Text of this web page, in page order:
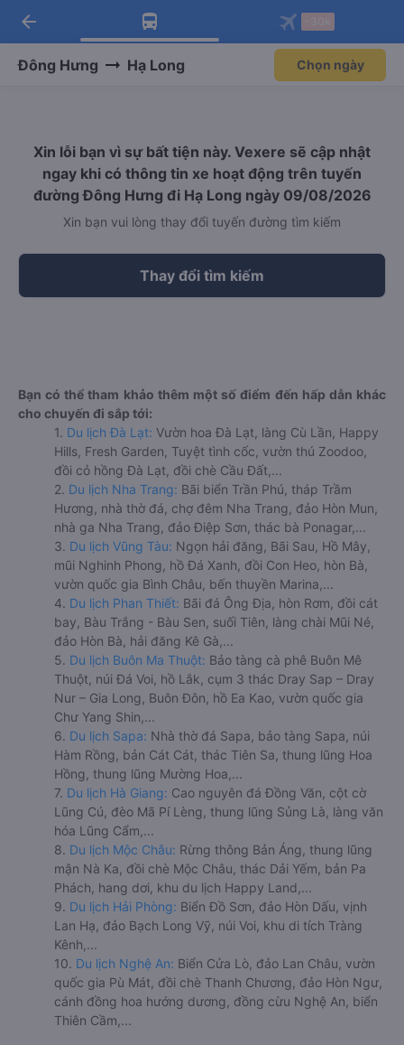
Tải app Vexere ngay!
Nhận ưu đãi thành viên độc
Mở app
Tải app Vexere
-30k/ghế khi đặt vé máy bay qua
Mở app
arrow_back
Đông Hưng Hạ Long Chọn ngày
Xin lỗi bạn vì sự bất tiện này. Vexere sẽ cập nhật
ngay khi có thông tin xe hoạt động trên tuyến
đường Đông Hưng đi Hạ Long ngày 09/08/2026
Xin bạn vui lòng thay đổi tuyến đường tìm kiếm
Thay đổi tìm kiếm
Bạn có thể tham khảo thêm một số điểm đến hấp dẫn khác
cho chuyến đi sắp tới:
1. Du lịch Đà Lạt: Vườn hoa Đà Lạt, làng Cù Lần, Happy
Hills, Fresh Garden, Tuyệt tình cốc, vườn thú Zoodoo,
đồi cỏ hồng Đà Lạt, đồi chè Cầu Đất,...
2. Du lịch Nha Trang: Bãi biển Trần Phú, tháp Trầm
Hương, nhà thờ đá, chợ đêm Nha Trang, đảo Hòn Mun,
nhà ga Nha Trang, đảo Điệp Sơn, thác bà Ponagar,...
3. Du lịch Vũng Tàu: Ngọn hải đăng, Bãi Sau, Hồ Mây,
mũi Nghinh Phong, hồ Đá Xanh, đồi Con Heo, hòn Bà,
vườn quốc gia Bình Châu, bến thuyền Marina,...
4. Du lịch Phan Thiết: Bãi đá Ông Địa, hòn Rơm, đồi cát
bay, Bàu Trắng - Bàu Sen, suối Tiên, làng chài Mũi Né,
đảo Hòn Bà, hải đăng Kê Gà,...
5. Du lịch Buôn Ma Thuột: Bảo tàng cà phê Buôn Mê
Thuột, núi Đá Voi, hồ Lắk, cụm 3 thác Dray Sap – Dray
Nur – Gia Long, Buôn Đôn, hồ Ea Kao, vườn quốc gia
Chư Yang Shin,...
6. Du lịch Sapa: Nhà thờ đá Sapa, bảo tàng Sapa, núi
Hàm Rồng, bản Cát Cát, thác Tiên Sa, thung lũng Hoa
Hồng, thung lũng Mường Hoa,...
7. Du lịch Hà Giang: Cao nguyên đá Đồng Văn, cột cờ
Lũng Cú, đèo Mã Pí Lèng, thung lũng Sủng Là, làng văn
hóa Lũng Cẩm,...
8. Du lịch Mộc Châu: Rừng thông Bản Áng, thung lũng
mận Nà Ka, đồi chè Mộc Châu, thác Dải Yếm, bản Pa
Phách, hang dơi, khu du lịch Happy Land,...
9. Du lịch Hải Phòng: Biển Đồ Sơn, đảo Hòn Dấu, vịnh
Lan Hạ, đảo Bạch Long Vỹ, núi Voi, khu di tích Tràng
Kênh,...
10. Du lịch Nghệ An: Biển Cửa Lò, đảo Lan Châu, vườn
quốc gia Pù Mát, đồi chè Thanh Chương, đảo Hòn Ngư,
cánh đồng hoa hướng dương, đồng cừu Nghệ An, biển
Thiên Cầm,...